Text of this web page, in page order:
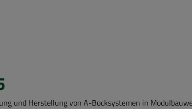
und Her­stel­lung von A-​Bocksystemen in